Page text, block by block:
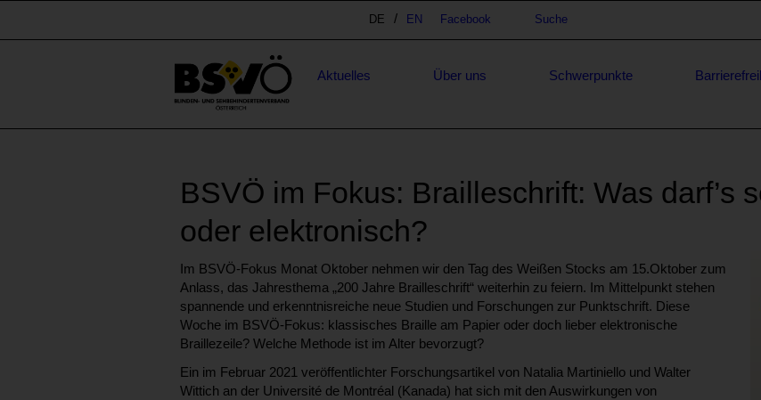
Sprachauswahl
DE EN Facebook Suche
Stichwortsuche
Hauptnavigation
Aktuelles Über uns Schwerpunkte
BSVÖ im Fokus: Brailleschrift: Was darf’s
oder elektronisch?
Im BSVÖ-Fokus Monat Oktober nehmen wir den Tag des Weißen Stocks am 15.Oktober zum
Anlass, das Jahresthema „200 Jahre Brailleschrift“ weiterhin zu feiern. Im Mittelpunkt stehen
spannende und erkenntnisreiche neue Studien und Forschungen zur Punktschrift. Diese
Woche im BSVÖ-Fokus: klassisches Braille am Papier oder doch lieber elektronische
Braillezeile? Welche Methode ist im Alter bevorzugt?
Ein im Februar 2021 veröffentlichter Forschungsartikel von Natalia Martiniello und Walter
Wittich an der Université de Montréal (Kanada) hat sich mit den Auswirkungen von